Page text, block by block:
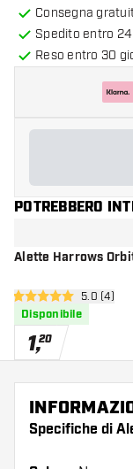
Consegna
Spedito entro
Reso entro 30
POTREBBERO
Alette Harrows
apri
5 stelle di valutazione
5.0 (4)
Disponibile
1,20
Specifiche di